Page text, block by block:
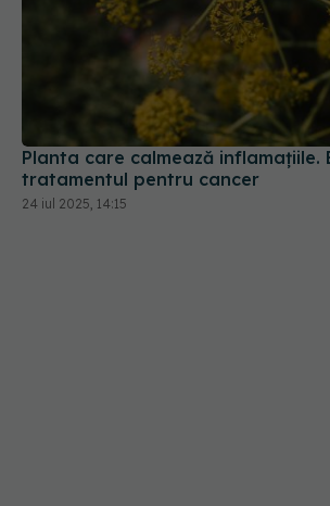
Planta care calmează inflamațiile.
tratamentul pentru cancer
24 iul 2025, 14:15